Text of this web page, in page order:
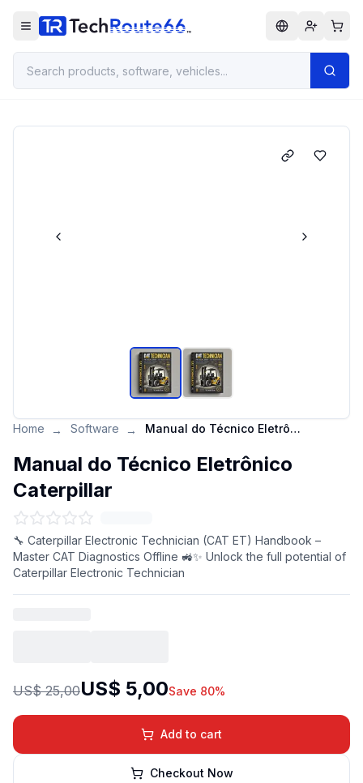
Home → Software → Manual do Técnico Eletrônico Caterpillar
Manual do Técnico Eletrônico
Caterpillar
🔧 Caterpillar Electronic Technician (CAT ET) Handbook –
Master CAT Diagnostics Offline 🚜✨ Unlock the full potential of
Caterpillar Electronic Technician
US$ 25,00US$ 5,00Save 80%
Add to cart
Checkout Now